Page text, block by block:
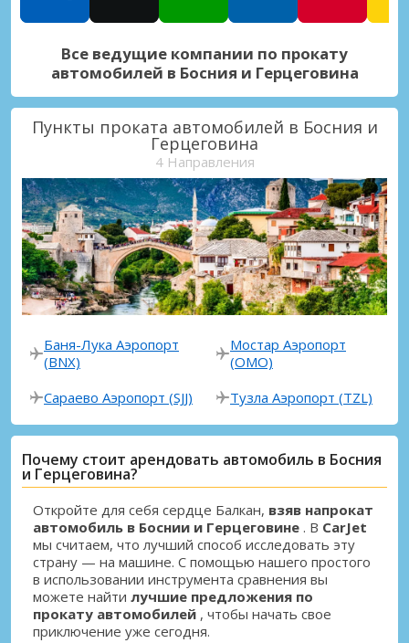
Все ведущие компании по прокату
автомобилей в Босния и Герцеговина
Пункты проката автомобилей в Босния и
Герцеговина
4 Направления
Баня-Лука Аэропорт
(BNX)
Мостар Аэропорт
(OMO)
Сараево Аэропорт (SJJ)
Тузла Аэропорт (TZL)
Почему стоит арендовать автомобиль в Босния
и Герцеговина?
Откройте для себя сердце Балкан, взяв напрокат
автомобиль в Боснии и Герцеговине . В CarJet
мы считаем, что лучший способ исследовать эту
страну — на машине. С помощью нашего простого
в использовании инструмента сравнения вы
можете найти лучшие предложения по
прокату автомобилей , чтобы начать свое
приключение уже сегодня.